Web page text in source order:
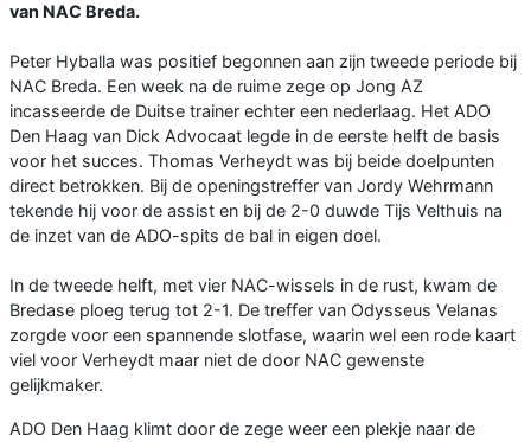
van NAC Breda.
Peter Hyballa was positief begonnen aan zijn tweede periode bij
NAC Breda. Een week na de ruime zege op Jong AZ
incasseerde de Duitse trainer echter een nederlaag. Het ADO
Den Haag van Dick Advocaat legde in de eerste helft de basis
voor het succes. Thomas Verheydt was bij beide doelpunten
direct betrokken. Bij de openingstreffer van Jordy Wehrmann
tekende hij voor de assist en bij de 2-0 duwde Tijs Velthuis na
de inzet van de ADO-spits de bal in eigen doel.
In de tweede helft, met vier NAC-wissels in de rust, kwam de
Bredase ploeg terug tot 2-1. De treffer van Odysseus Velanas
zorgde voor een spannende slotfase, waarin wel een rode kaart
viel voor Verheydt maar niet de door NAC gewenste
gelijkmaker.
ADO Den Haag klimt door de zege weer een plekje naar de